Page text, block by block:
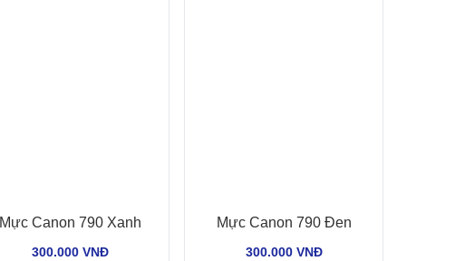
Mực Canon 790 Xanh
300.000 VNĐ
Mực Canon 790 Đen
300.000 VNĐ